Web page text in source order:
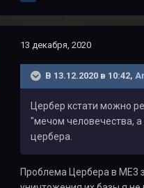
13 декабря, 2020
В 13.12.2020 в 10:42,
Цербер кстати можно
"мечом человечества,
цербера.
Проблема Цербера в МЕ3